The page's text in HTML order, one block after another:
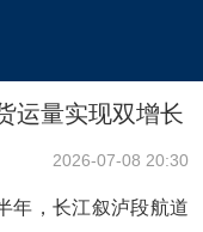
运量实现双增长
2026-07-08 20:30
年，长江叙泸段航道